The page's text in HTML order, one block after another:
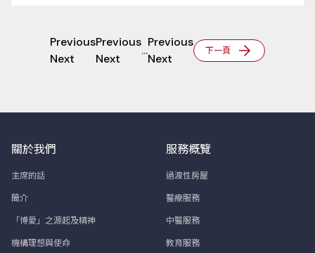
Previous
Next
Previous
Next
...
Previous
Next
下一頁
關於我們
主席的話
簡介
「博愛」之源起及精神
機構理想與使命
服務概覽
過渡性房屋
醫療服務
中醫服務
教育服務